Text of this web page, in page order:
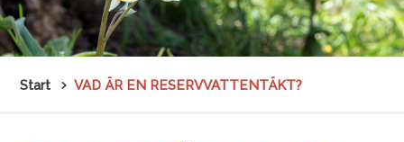
Start VAD ÄR EN RESERVVATTENTÄKT?